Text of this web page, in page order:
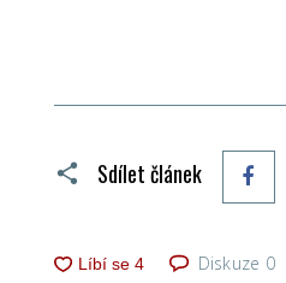
Sdílet článek
Diskuze 0